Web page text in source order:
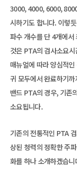
3000, 4000, 6000,
시하기도 합니다. 이렇
파수 개수를 단 4개에서
것은 PTA의 검사소요
매뉴얼에 따라 양심적
귀 모두에서 완료하기
밴드 PTA의 경우, 기존
소요됩니다.
기존의 전통적인 PTA
상된 청력의 정확한 주
화를 하나 소개하겠습